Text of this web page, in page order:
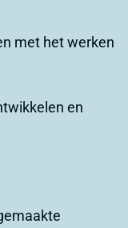
met het werken
en